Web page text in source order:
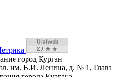
город Курган
им. В.И. Ленина, д. № 1, Глава